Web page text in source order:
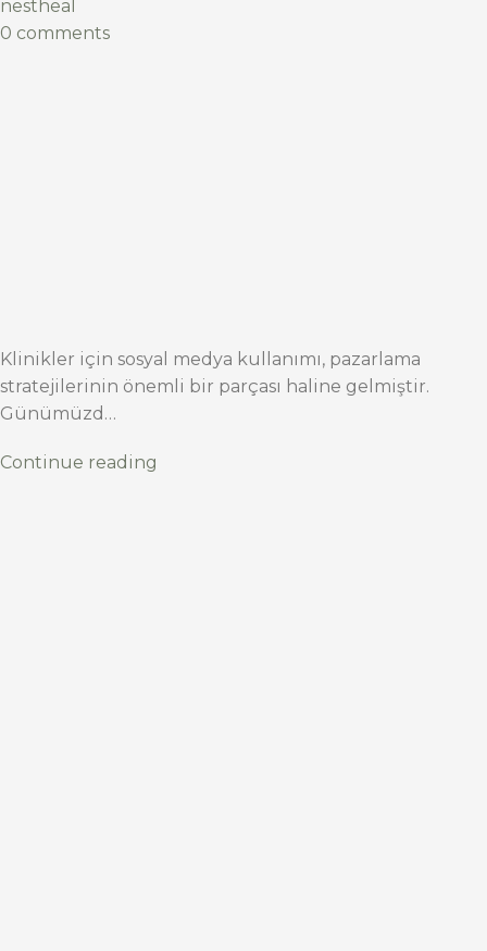
nestheal
0 comments
Klinikler için sosyal medya kullanımı, pazarlama
stratejilerinin önemli bir parçası haline gelmiştir.
Günümüzd…
Continue reading